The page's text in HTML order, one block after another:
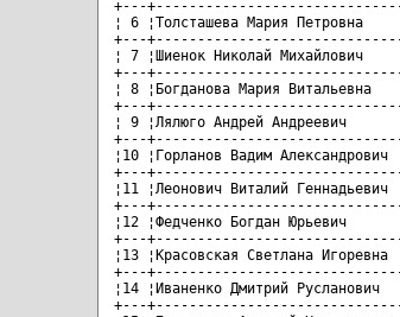
+---
¦ 6 ¦Толсташева Мария
+---
¦ 7 ¦Шиенок Николай
+---
¦ 8 ¦Богданова Мария Витальевна
+---
¦ 9 ¦Лялюго Андрей
+---
¦10 ¦Горланов Вадим
+---
¦11 ¦Леонович Виталий
+---
¦12 ¦Федченко Богдан
+---
¦13 ¦Красовская Светлана
+---
¦14 ¦Иваненко Дмитрий
+---